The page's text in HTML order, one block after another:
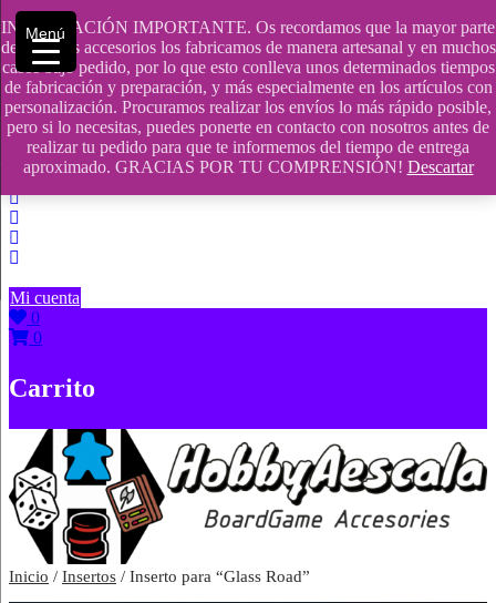
INFORMACIÓN IMPORTANTE. Os recordamos que la mayor parte
de nuestros accesorios los fabricamos de manera artesanal y en muchos
casos bajo pedido, por lo que esto conlleva unos determinados tiempos
de fabricación y preparación, y más especialmente en los artículos con
personalización. Procuramos realizar los envíos lo más rápido posible,
pero si lo necesitas, puedes ponerte en contacto con nosotros antes de
realizar tu pedido para que te informemos del tiempo de entrega
aproximado. GRACIAS POR TU COMPRENSIÓN! Descartar
Saltar
contenido
609241475 SOLO DE 10:00 a 14:00
info@hobbyaescala.com
San Fernando de Henares
10:00 - 14:00
Mi cuenta
0
0
Carrito
Inicio / Insertos / Inserto para “Glass Road”
Menú